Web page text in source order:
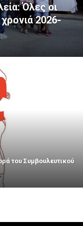
Όλες οι
2026-
του Συμβουλευτικού